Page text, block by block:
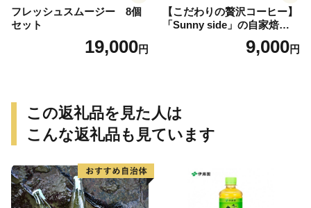
フレッシュスムージー 8個
セット
19,000円
【こだわりの贅沢コーヒー】
「Sunny side」の自家焙煎珈
琲ブレンド珈琲飲み比べセッ
9,000円
この返礼品を見た人は
こんな返礼品も見ています